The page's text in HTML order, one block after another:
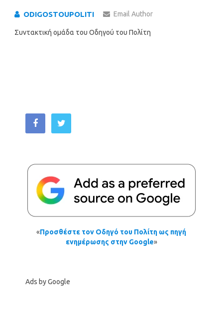
ODIGOSTOUPOLITI Email Author
Συντακτική ομάδα του Οδηγού του Πολίτη
«Προσθέστε τον Οδηγό του Πολίτη ως πηγή
ενημέρωσης στην Google»
Ads by Google